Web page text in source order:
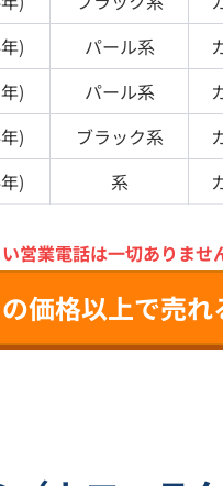
) パール系
) パール系
) ブラック系
) 系
営業電話は一切ありませ
価格以上で売